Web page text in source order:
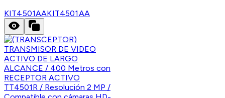
KIT4501AAKIT4501AA